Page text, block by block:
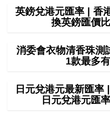
英鎊兌港元匯率 | 香
換英鎊匯價
消委會衣物清香珠測
1款最多
日元兌港元最新匯率
日元兌港元匯